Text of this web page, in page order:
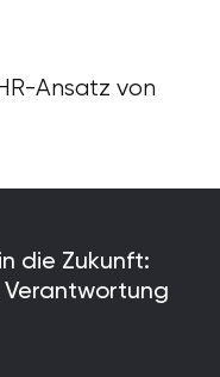
Ansatz von
die Zukunft:
Verantwortung